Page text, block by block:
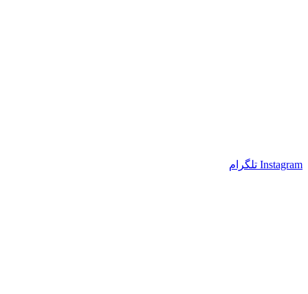
Instagram تلگرام